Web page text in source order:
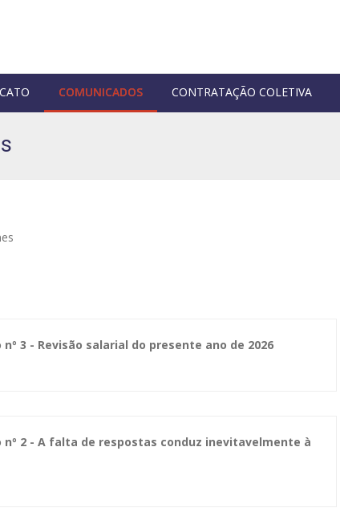
COMUNICADOS CONTRATAÇÃO COLETIVA
nº 3 - Revisão salarial do presente ano de 2026
nº 2 - A falta de respostas conduz inevitavelmente à